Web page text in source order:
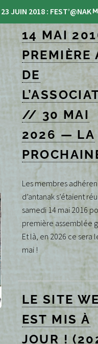
23 JUIN 2018 : FEST’@NAK
14 MAI
PREMIÈRE
DE
// 30 MAI
2026 — LA
Les membres
d’antanak s’étaient
samedi 14 mai 2016
première assemblée
Et là, en 2026 ce sera
mai !
LE SITE
EST MIS À
JOUR !